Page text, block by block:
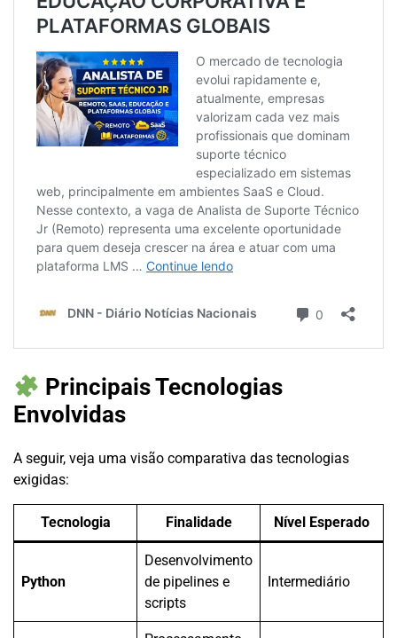
Principais Tecnologias
Envolvidas
A seguir, veja uma visão comparativa das tecnologias
exigidas:
Tecnologia Finalidade Nível Esperado
Python
Desenvolvimento
de pipelines e
scripts
Intermediário